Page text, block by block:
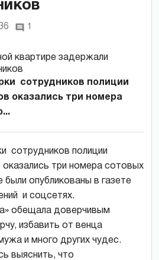
1
сотрудников полиции
оказались три номера
сотрудников полиции
три номера сотовых
опубликованы в газете
и соцсетях.
обещала доверчивым
избавить от венца
и много других чудес.
выяснить, что